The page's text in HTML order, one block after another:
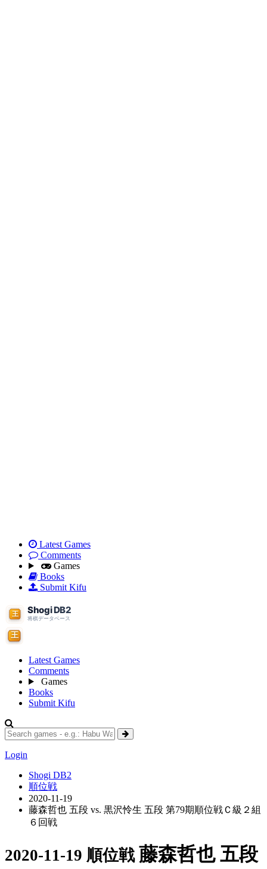
Latest Games
Comments
Games
Books
Submit Kifu
Latest Games
Comments
Games
Books
Submit Kifu
Login
Shogi DB2
順位戦
2020-11-19
藤森哲也 五段 vs. 黒沢怜生 五段 第79期順位戦Ｃ級２組
６回戦
2020-11-19 順位戦 藤森哲也 五段